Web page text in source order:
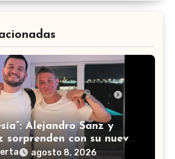
Alejandro Sanz y
sorprenden con su nueva
agosto 8, 2026